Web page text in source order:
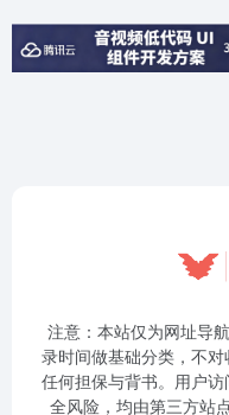
注意：本站仅为网址导
录时间做基础分类，不
任何担保与背书。用户
全风险，均由第三方站